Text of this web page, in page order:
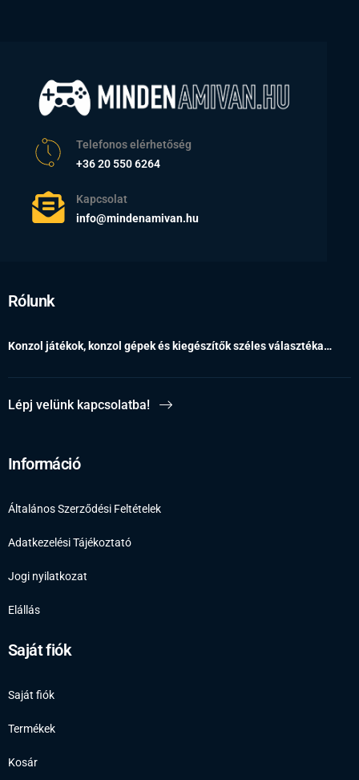
Telefonos elérhetőség
+36 20 550 6264
Kapcsolat
info@mindenamivan.hu
Rólunk
Konzol játékok, konzol gépek és kiegészítők széles választéka…
Lépj velünk kapcsolatba!
Információ
Általános Szerződési Feltételek
Adatkezelési Tájékoztató
Jogi nyilatkozat
Elállás
Saját fiók
Saját fiók
Termékek
Kosár